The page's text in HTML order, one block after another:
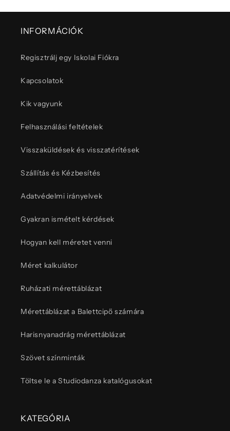
INFORMÁCIÓK
Regisztrálj egy Iskolai Fiókra
Kapcsolatok
Kik vagyunk
Felhasználási feltételek
Visszaküldések és visszatérítések
Szállítás és Kézbesítés
Adatvédelmi irányelvek
Gyakran ismételt kérdések
Hogyan kell méretet venni
Méret kalkulátor
Ruházati mérettáblázat
Mérettáblázat a Balettcipő számára
Harisnyanadrág mérettáblázat
Szövet színminták
Töltse le a Studiodanza katalógusokat
KATEGÓRIA